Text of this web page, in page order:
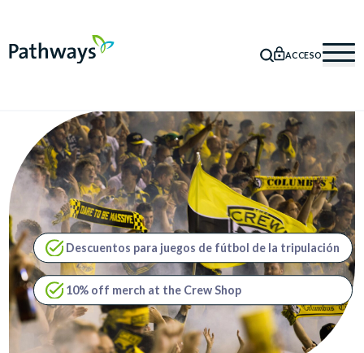
BÚSQUEDA
ACCESO
Descuentos para juegos de fútbol de la tripulación
10% off merch at the Crew Shop